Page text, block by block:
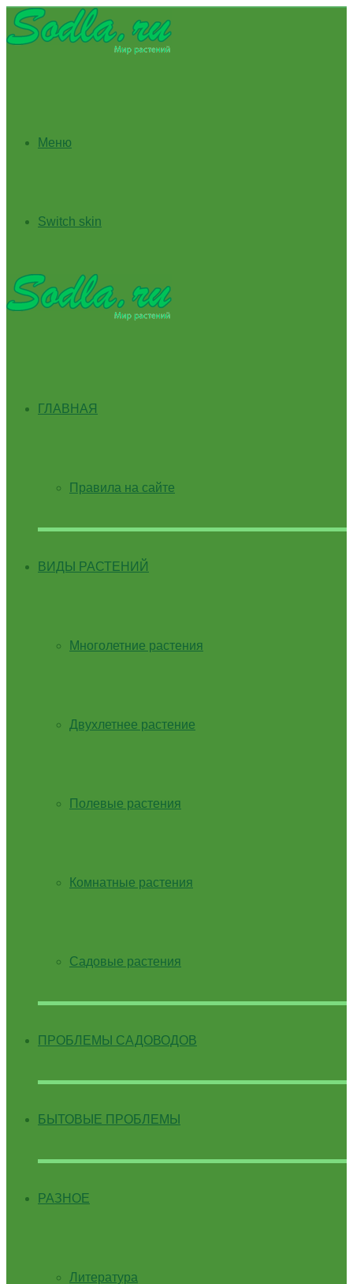
Меню
Switch skin
ГЛАВНАЯ
Правила на сайте
ВИДЫ РАСТЕНИЙ
Многолетние растения
Двухлетнее растение
Полевые растения
Комнатные растения
Садовые растения
ПРОБЛЕМЫ САДОВОДОВ
БЫТОВЫЕ ПРОБЛЕМЫ
РАЗНОЕ
Литература